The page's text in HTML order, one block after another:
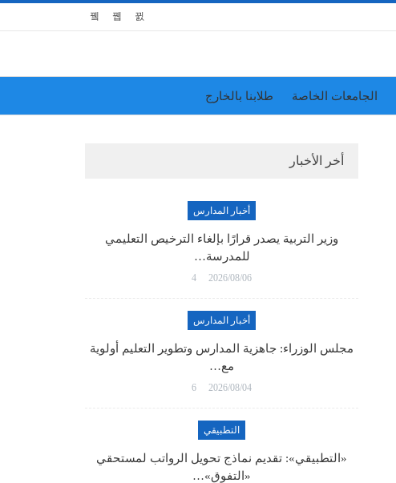
الجامعات الخاصة طلابنا بالخارج
أخر الأخبار
أخبار المدارس
وزير التربية يصدر قرارًا بإلغاء الترخيص التعليمي
للمدرسة…
2026/08/06
4
أخبار المدارس
مجلس الوزراء: جاهزية المدارس وتطوير التعليم أولوية
مع…
2026/08/04
6
التطبيقي
«التطبيقي»: تقديم نماذج تحويل الرواتب لمستحقي
«التفوق»…